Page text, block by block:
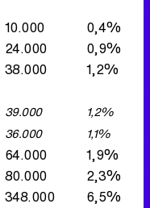
10.000
0,4%
24.000
0,9%
38.000 1,2%
39.000
1,2%
36.000 1,1%
64.000
1,9%
80.000
2,3%
348.000
6,5%